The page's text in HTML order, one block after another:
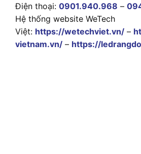
Điện thoại: 0901.940.968 –
Hệ thống website WeTech
Việt: https://wetechviet.vn/ –
vietnam.vn/ – https://